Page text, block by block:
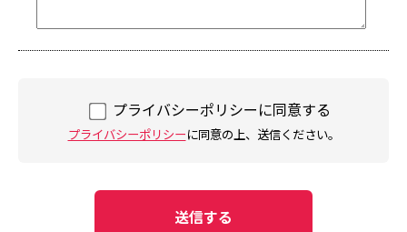
プライバシーポリシーに同意する
プライバシーポリシーに同意の上、送信ください。